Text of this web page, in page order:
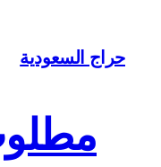
المحتوى
حراج السعودية